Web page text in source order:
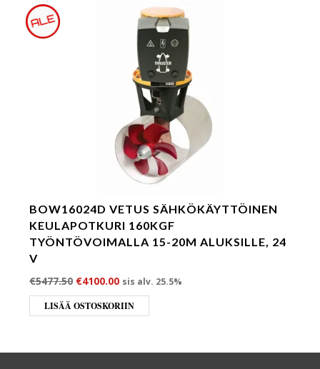
BOW16024D VETUS SÄHKÖKÄYTTÖINEN
KEULAPOTKURI 160KGF
TYÖNTÖVOIMALLA 15-20M ALUKSILLE, 24
V
€5477.50 Alkuperäinen hinta oli: €5477.50.
€4100.00Nykyinen hinta on: €4100.00.
sis alv. 25.5%
LISÄÄ OSTOSKORIIN